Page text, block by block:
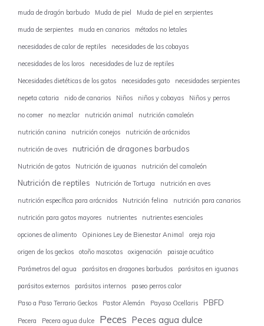
muda de dragón barbudo Muda de piel Muda de piel en serpientes
muda de serpientes muda en canarios métodos no letales
necesidades de calor de reptiles necesidades de las cobayas
necesidades de los loros necesidades de luz de reptiles
Necesidades dietéticas de los gatos necesidades gato necesidades serpientes
nepeta cataria nido de canarios Niños niños y cobayas Niños y perros
no comer no mezclar nutrición animal nutrición camaleón
nutrición canina nutrición conejos nutrición de arácnidos
nutrición de aves nutrición de dragones barbudos
Nutrición de gatos Nutrición de iguanas nutrición del camaleón
Nutrición de reptiles Nutrición de Tortuga nutrición en aves
nutrición específica para arácnidos Nutrición felina nutrición para canarios
nutrición para gatos mayores nutrientes nutrientes esenciales
opciones de alimento Opiniones Ley de Bienestar Animal oreja roja
origen de los geckos otoño mascotas oxigenación paisaje acuático
Parámetros del agua parásitos en dragones barbudos parásitos en iguanas
parásitos externos parásitos internos paseo perros calor
Paso a Paso Terrario Geckos Pastor Alemán Payaso Ocellaris PBFD
Pecera Pecera agua dulce Peces Peces agua dulce